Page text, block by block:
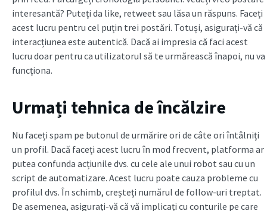
interesantă? Puteți da like, retweet sau lăsa un răspuns. Faceți
acest lucru pentru cel puțin trei postări. Totuși, asigurați-vă că
interacțiunea este autentică. Dacă ai impresia că faci acest
lucru doar pentru ca utilizatorul să te urmărească înapoi, nu va
funcționa.
Urmați tehnica de încălzire
Nu faceți spam pe butonul de urmărire ori de câte ori întâlniți
un profil. Dacă faceți acest lucru în mod frecvent, platforma ar
putea confunda acțiunile dvs. cu cele ale unui robot sau cu un
script de automatizare. Acest lucru poate cauza probleme cu
profilul dvs. În schimb, creșteți numărul de follow-uri treptat.
De asemenea, asigurați-vă că vă implicați cu conturile pe care